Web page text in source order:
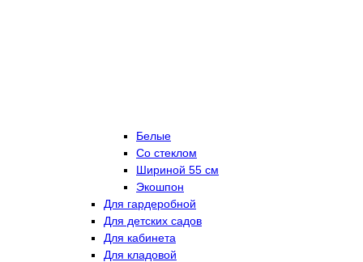
Белые
Со стеклом
Шириной 55 см
Экошпон
Для гардеробной
Для детских садов
Для кабинета
Для кладовой